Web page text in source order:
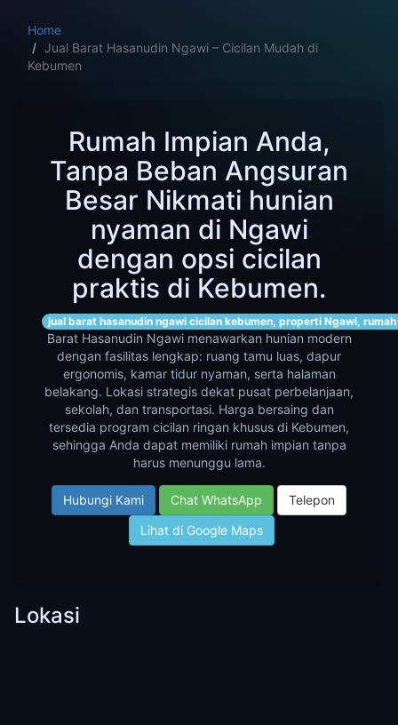
Home
Jual Barat Hasanudin Ngawi – Cicilan Mudah di
Kebumen
Rumah Impian Anda,
Tanpa Beban Angsuran
Besar Nikmati hunian
nyaman di Ngawi
dengan opsi cicilan
praktis di Kebumen.
jual barat hasanudin ngawi cicilan kebumen, properti Ngawi,
Barat Hasanudin Ngawi menawarkan hunian modern
dengan fasilitas lengkap: ruang tamu luas, dapur
ergonomis, kamar tidur nyaman, serta halaman
belakang. Lokasi strategis dekat pusat perbelanjaan,
sekolah, dan transportasi. Harga bersaing dan
tersedia program cicilan ringan khusus di Kebumen,
sehingga Anda dapat memiliki rumah impian tanpa
harus menunggu lama.
Hubungi Kami Chat WhatsApp
Telepon
Lihat di Google Maps
Lokasi